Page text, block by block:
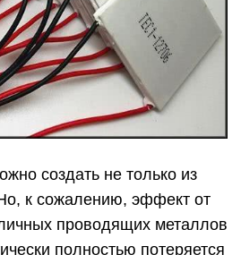
создать не только из
к сожалению, эффект от
проводящих металлов
полностью потеряется